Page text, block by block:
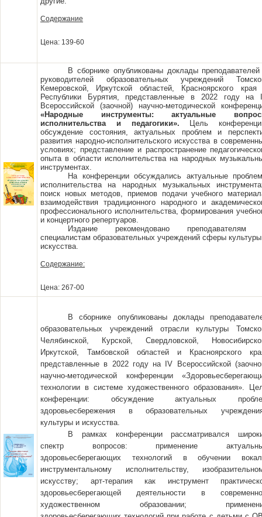
Содержание
Цена: 139-60
В сборнике опубликованы доклады
руководителей образовательных учреждений
Кемеровской, Иркутской областей, Красноярского
Республики Бурятия, представленные в 2022 году на
Всероссийской (заочной) научно-методической
«Народные инструменты: актуальные
исполнительства и педагогики». Цель
обсуждение состояния, актуальных проблем и
развития народно-исполнительского искусства в
условиях; представление и распространение
опыта в области исполнительства на народных
инструментах.
На конференции обсуждались актуальные
исполнительства на народных музыкальных
поиск новых методов, приемов подачи учебного
взаимодействия традиционного народного и
профессионального исполнительства, формирования
и концертного репертуаров.
Издание рекомендовано преподавателям
специалистам образовательных учреждений сферы
искусства.
Содержание:
Цена: 267-00
В сборнике опубликованы доклады
образовательных учреждений отрасли культуры
Челябинской, Курской, Свердловской,
Иркутской, Тамбовcкой областей и Красноярского
представленные в 2022 году на IV Всероссийской
научно-методической конференции
технологии в системе художественного образования».
конференции: обсуждение актуальных
здоровьесбережения в образовательных
культуры и искусства.
В рамках конференции рассматривался
спектр вопросов: применение
здоровьесберегающих технологий в обучении
инструментальному исполнительству,
искусству; арт-терапия как инструмент
здоровьесберегающей деятельности в
художественном образовании;